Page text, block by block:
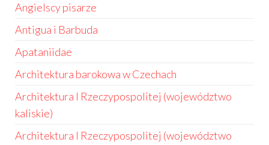
Angielscy pisarze
Antigua i Barbuda
Apataniidae
Architektura barokowa w Czechach
Architektura I Rzeczypospolitej (województwo
kaliskie)
Architektura I Rzeczypospolitej (województwo